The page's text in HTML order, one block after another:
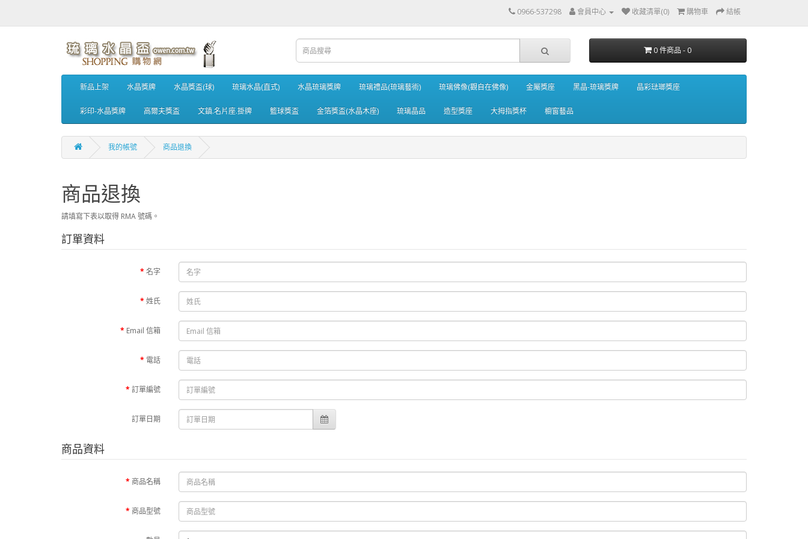
0966-537298 會員中心 收藏清單(0) 購物車 結帳
0 件商品 - 0
新品上架 水晶獎牌 水晶獎盃(球) 琉璃水晶(直式) 水晶琉璃獎牌 琉璃禮品(琉璃藝術) 琉璃佛像(觀自在佛像) 金屬獎座 黑晶-琉璃獎牌 晶彩琺瑯獎座
彩印-水晶獎牌 高爾夫獎盃 文鎮.名片座.掛牌 籃球獎盃 金箔獎盃(水晶木座) 琉璃晶品 造型獎座 大拇指獎杯 櫥窗藝品
我的帳號 商品退換
商品退換
請填寫下表以取得 RMA 號碼。
訂單資料
名字
姓氏
Email 信箱
電話
訂單編號
訂單日期
商品資料
商品名稱
商品型號